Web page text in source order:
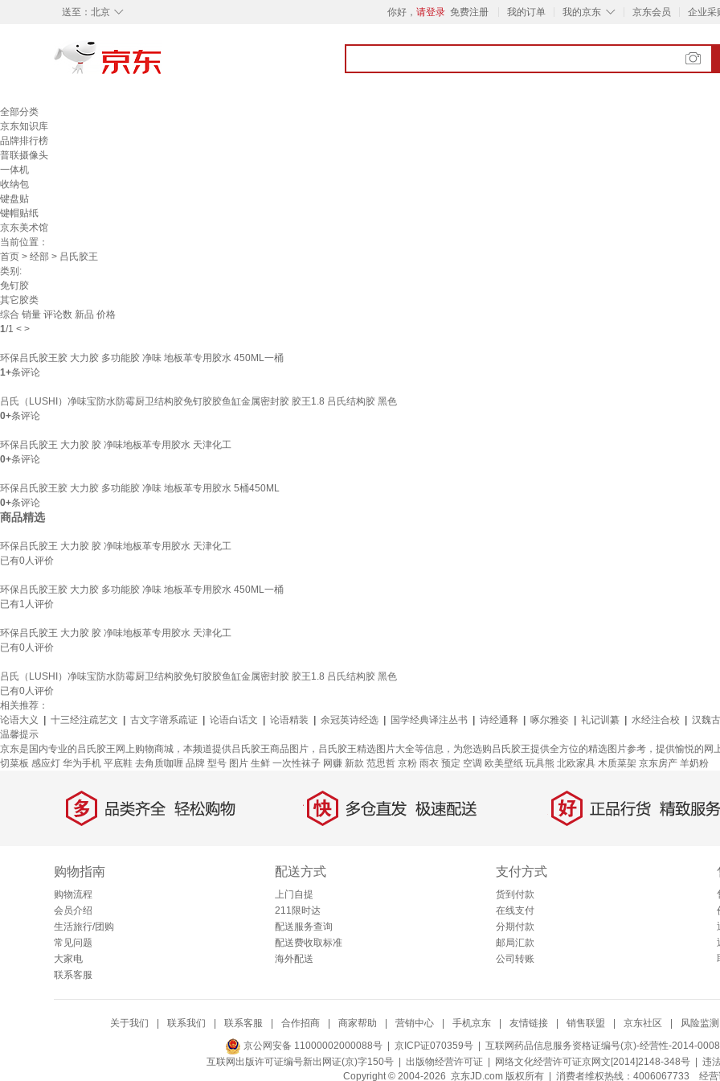
◇
送至： 北京 你好， 请登录 免费注册 我的订单 ◇
我的京东 京东会员 企业采
全部分类
京东知识库
品牌排行榜
普联摄像头
一体机
收纳包
键盘贴
键帽贴纸
京东美术馆
当前位置：
首页 > 经部 > 吕氏胶王
类别:
免钉胶
其它胶类
综合 销量 评论数 新品 价格
1/1 < >
环保吕氏胶王胶 大力胶 多功能胶 净味 地板革专用胶水 450ML一桶
1+条评论
吕氏（LUSHI）净味宝防水防霉厨卫结构胶免钉胶胶鱼缸金属密封胶 胶王1.8 吕氏结构胶 黑色
0+条评论
环保吕氏胶王 大力胶 胶 净味地板革专用胶水 天津化工
0+条评论
环保吕氏胶王胶 大力胶 多功能胶 净味 地板革专用胶水 5桶450ML
0+条评论
商品精选
环保吕氏胶王 大力胶 胶 净味地板革专用胶水 天津化工
已有0人评价
环保吕氏胶王胶 大力胶 多功能胶 净味 地板革专用胶水 450ML一桶
已有1 人评价
环保吕氏胶王 大力胶 胶 净味地板革专用胶水 天津化工
已有0人评价
吕氏（LUSHI）净味宝防水防霉厨卫结构胶免钉胶胶鱼缸金属密封胶 胶王1.8 吕氏结构胶 黑色
已有0人评价
相关推荐：
论语大义
十三经注疏艺文 古文字谱系疏证 论语白话文 论语精装 余冠英诗经选 国学经典译注丛书 诗经通释 啄尔雅姿 礼记训纂 水经注合校
汉魏
温馨提示
京东是国内专业的吕氏胶王网上购物商城，本频道提供吕氏胶王商品图片，吕氏胶王精选图片大全等信息，为您选购吕氏胶王提供全方位的精选图片参考，提供愉悦的网
切菜板 感应灯 华为手机 平底鞋 去角质咖喱 品牌 型号 图片 生鲜 一次性袜子 网赚 新款 范思哲 京粉 雨衣 预定 空调 欧美壁纸 玩具熊 北欧家具 木质菜架 京东房产 羊奶粉
多 品类齐全，轻松购物 快 多仓直发，极速配送 好 正品行货，精致服务
购物指南
购物流程
会员介绍
生活旅行/团购
常见问题
大家电
联系客服
配送方式
上门自提
211限时达
配送服务查询
配送费收取标准
海外配送
支付方式
货到付款
在线支付
分期付款
邮局汇款
公司转账
关于我们 联系我们 联系客服 合作招商 商家帮助 营销中心 手机京东 友情链接 销售联盟 京东社区 风险监测
京公网安备 11000002000088号 | 京ICP证070359号 | 互联网药品信息服务资格证编号(京)-经营性-2014-0008
互联网出版许可证编号新出网证(京)字150号 | 出版物经营许可证| 网络文化经营许可证京网文[2014]2148-348号| 违法
Copyright © 2004-2026 京东JD.com 版权所有 | 消费者维权热线：4006067733 经营